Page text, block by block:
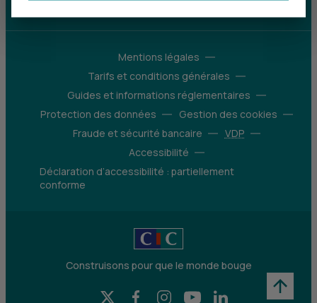
Mentions légales
Tarifs et conditions générales
Guides et informations réglementaires
Protection des données
Gestion des cookies
Fraude et sécurité bancaire
VDP
Accessibilité
Déclaration d’accessibilité : partiellement
conforme
Construisons pour que le monde bouge
X (Twitter) - CIC
Facebook - CIC
Instagram - CIC
YouTube - CICLinkedIn - CIC